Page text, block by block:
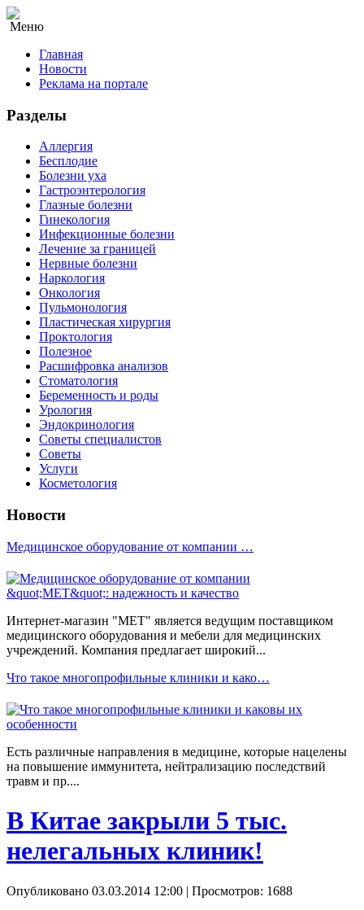
Меню
Главная
Новости
Реклама на портале
Разделы
Аллергия
Бесплодие
Болезни уха
Гастроэнтерология
Глазные болезни
Гинекология
Инфекционные болезни
Лечение за границей
Нервные болезни
Наркология
Онкология
Пульмонология
Пластическая хирургия
Проктология
Полезное
Расшифровка анализов
Стоматология
Беременность и роды
Урология
Эндокринология
Советы специалистов
Советы
Услуги
Косметология
Новости
Медицинское оборудование от компании …
Интернет-магазин "МЕТ" является ведущим поставщиком
медицинского оборудования и мебели для медицинских
учреждений. Компания предлагает широкий...
Что такое многопрофильные клиники и како…
Есть различные направления в медицине, которые нацелены
на повышение иммунитета, нейтрализацию последствий
травм и пр....
В Китае закрыли 5 тыс.
нелегальных клиник!
Опубликовано 03.03.2014 12:00 | Просмотров: 1688